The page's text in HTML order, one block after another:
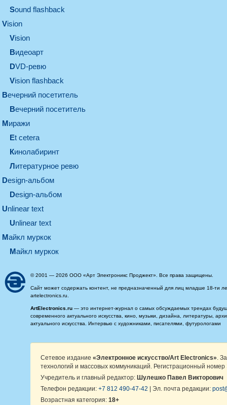
Sound flashback
vision
vision
видеоарт
DVD-ревю
Vision flashback
вечерний посетитель
вечерний посетитель
миражи
et cetera
кинолабиринт
литературное ревю
design-альбом
design-альбом
unlinear text
Unlinear text
майкл муркок
майкл муркок
© 2001 — 2026 ООО «Арт Электроникс Проджект». Все права защищены.
Сайт может содержать контент, не предназначенный для лиц младше 18-ти
artelectronics.ru.
ArtElectronics.ru — это интернет-журнал о самых обсуждаемых трендах
современного актуального искусства, кино, музыки, дизайна, литературы,
актуального искусства. Интервью с художниками, писателями, футурологами
Сетевое издание «Электронное искусство/Art Electronics» .
технологий и массовых коммуникаций. Регистрационный
Учредитель и главный редактор: Шулешко Павел Викторович
Телефон редакции: +7 812 490-47-42 | Эл. почта редакции:
Возрастная категория: 18+